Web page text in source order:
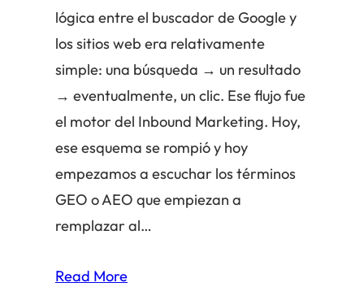
lógica entre el buscador de Google y
los sitios web era relativamente
simple: una búsqueda → un resultado
→ eventualmente, un clic. Ese flujo fue
el motor del Inbound Marketing. Hoy,
ese esquema se rompió y hoy
empezamos a escuchar los términos
GEO o AEO que empiezan a
remplazar al…
Read More